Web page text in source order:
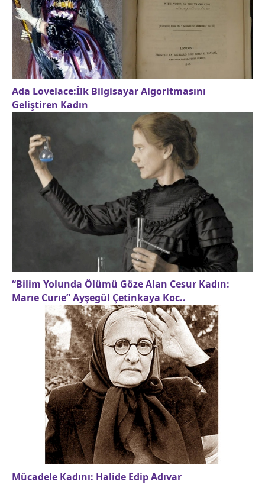
Ada Lovelace:İlk Bilgisayar Algoritmasını
Geliştiren Kadın
“Bilim Yolunda Ölümü Göze Alan Cesur Kadın:
Marıe Curıe” Ayşegül Çetinkaya Koc..
Mücadele Kadını: Halide Edip Adıvar